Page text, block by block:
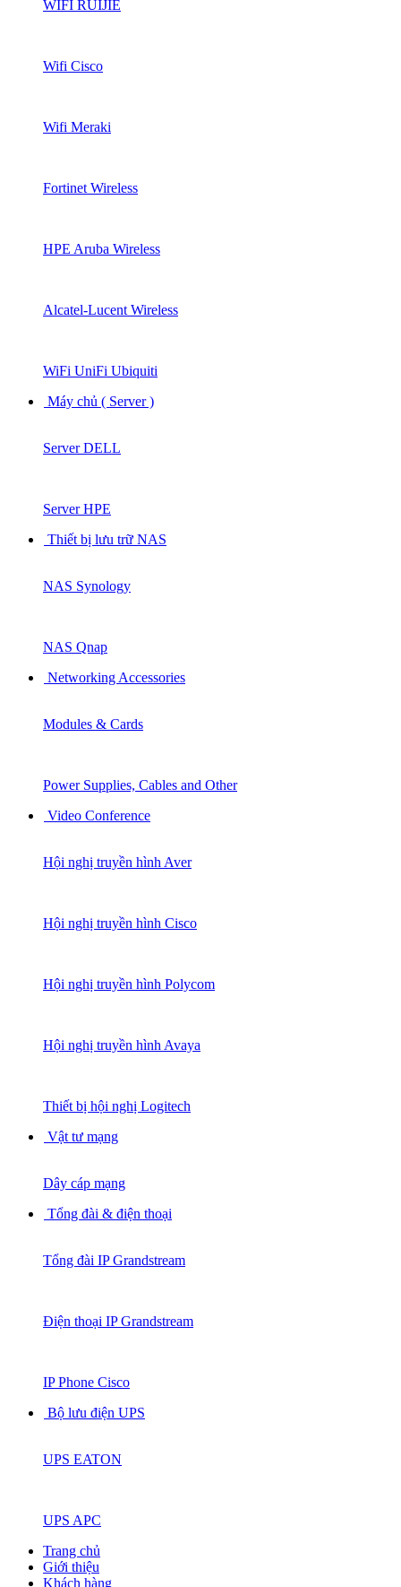
WIFI RUIJIE
Wifi Cisco
Wifi Meraki
Fortinet Wireless
HPE Aruba Wireless
Alcatel-Lucent Wireless
WiFi UniFi Ubiquiti
Máy chủ ( Server )
Server DELL
Server HPE
Thiết bị lưu trữ NAS
NAS Synology
NAS Qnap
Networking Accessories
Modules & Cards
Power Supplies, Cables and Other
Video Conference
Hội nghị truyền hình Aver
Hội nghị truyền hình Cisco
Hội nghị truyền hình Polycom
Hội nghị truyền hình Avaya
Thiết bị hội nghị Logitech
Vật tư mạng
Dây cáp mạng
Tổng đài & điện thoại
Tổng đài IP Grandstream
Điện thoại IP Grandstream
IP Phone Cisco
Bộ lưu điện UPS
UPS EATON
UPS APC
Trang chủ
Giới thiệu
Khách hàng